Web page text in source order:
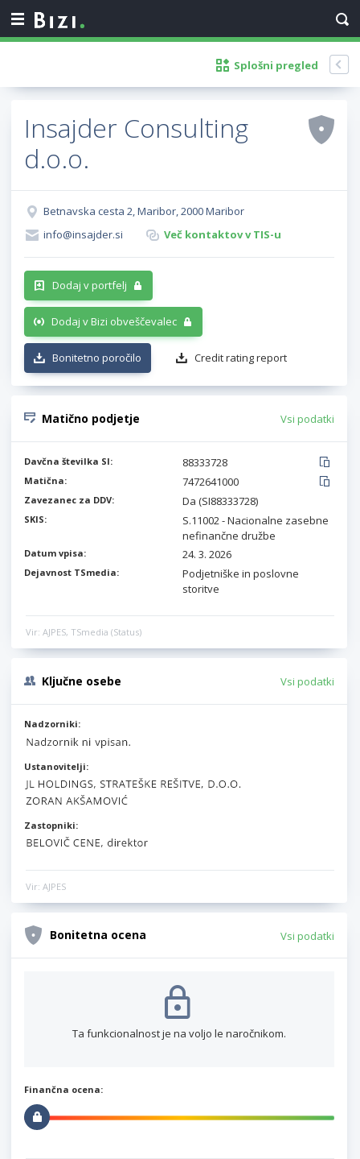
Splošni pregled
Insajder Consulting
d.o.o.
Betnavska cesta 2, Maribor, 2000 Maribor
info@insajder.si
Več kontaktov v TIS-u
Dodaj v portfelj
Dodaj v Bizi obveščevalec
Bonitetno poročilo Credit rating report
Matično podjetje Vsi podatki
Davčna številka SI: 88333728
Matična: 7472641000
Zavezanec za DDV: Da (SI88333728)
SKIS:
S.11002 - Nacionalne zasebne
nefinančne družbe
Datum vpisa: 24. 3. 2026
Dejavnost TSmedia:
Podjetniške in poslovne
storitve
Vir: AJPES, TSmedia (Status)
Ključne osebe Vsi podatki
Nadzorniki:
Ustanovitelji:
Zastopniki:
Vir: AJPES
Bonitetna ocena Vsi podatki
Ta funkcionalnost je na voljo le naročnikom.
Finančna ocena: